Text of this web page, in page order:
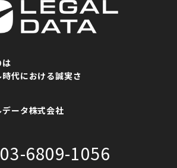
は
代における誠実さ
データ株式会社
03-6809-1056